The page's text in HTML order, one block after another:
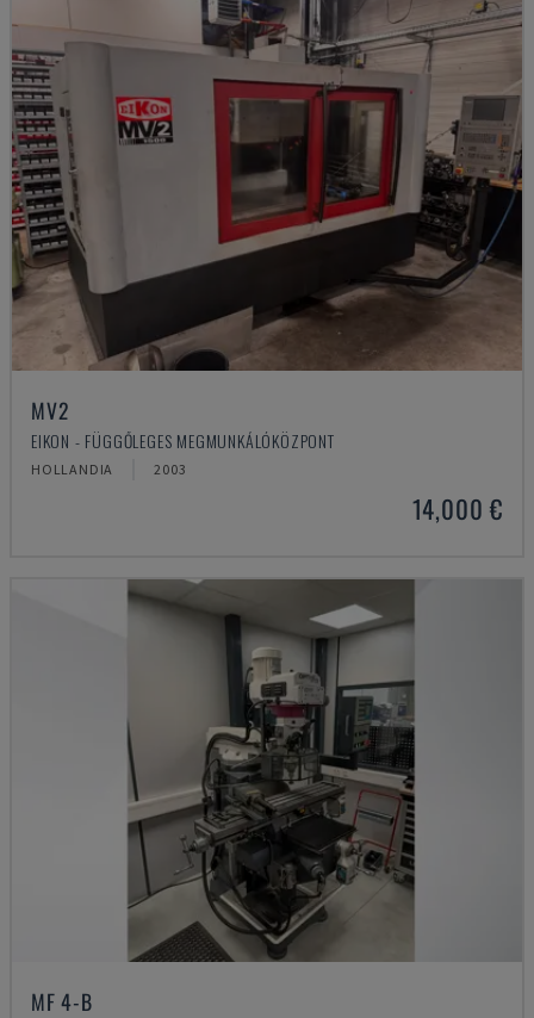
MV2
EIKON - FÜGGŐLEGES MEGMUNKÁLÓKÖZPONT
HOLLANDIA 2003
14,000 €
MF 4-B